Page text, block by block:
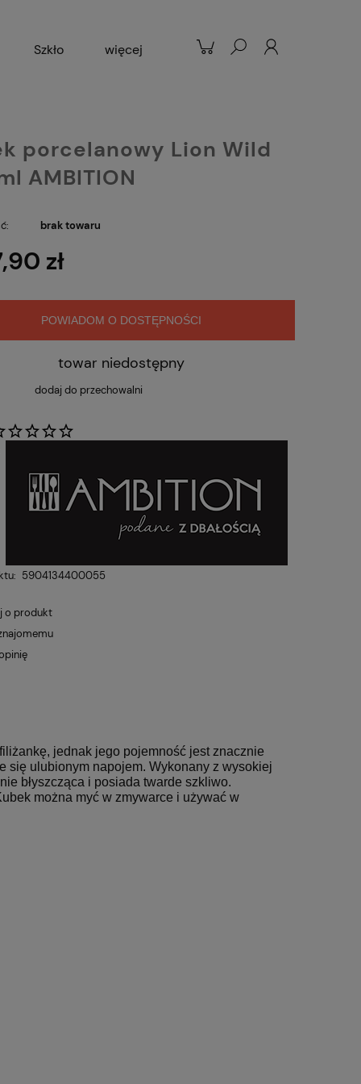
Szkło więcej
porcelanowy Lion Wild
AMBITION
brak towaru
zł
POWIADOM O DOSTĘPNOŚCI
towar niedostępny
dodaj do przechowalni
5904134400055
o produkt
jednak jego pojemność jest znacznie
się ulubionym napojem. Wykonany z wysokiej
błyszcząca i posiada twarde szkliwo.
można myć w zmywarce i używać w